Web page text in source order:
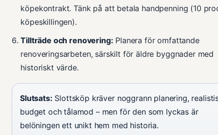
köpekontrakt. Tänk på att betala handpenning (10
köpeskillingen).
Tillträde och renovering: Planera för omfattande
renoveringsarbeten, särskilt för äldre byggnader med
historiskt värde.
Slutsats: Slottsköp kräver noggrann planering,
budget och tålamod – men för den som lyckas är
belöningen ett unikt hem med historia.